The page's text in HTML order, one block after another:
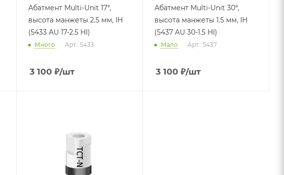
Абатмент Multi-Unit 17°,
высота манжеты 2.5 мм, IH
(5433 AU 17-2.5 HI)
Много Арт.: 5433
3 100 ₽/шт
Абатмент Multi-Unit 30°,
высота манжеты 1.5 мм, IH
(5437 AU 30-1.5 HI)
Мало Арт.: 5437
3 100 ₽/шт